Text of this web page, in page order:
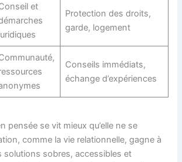
et
Protection des droits,
garde, logement
Conseils immédiats,
échange d’expériences
pensée se vit mieux qu’elle ne se
comme la vie relationnelle, gagne à
solutions sobres, accessibles et